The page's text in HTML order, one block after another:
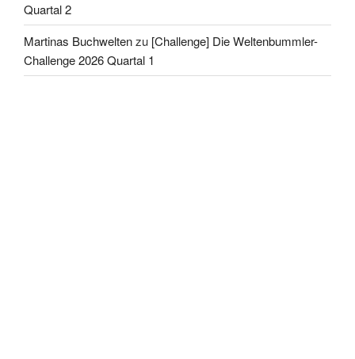
Quartal 2
Martinas Buchweltenzu [Challenge] Die Weltenbummler-
Challenge 2026 Quartal 1